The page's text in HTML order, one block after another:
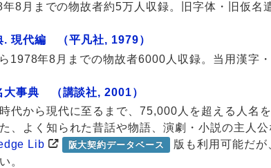
8月までの物故者約5万人収録。旧字体・旧仮名
. 現代編 （平凡社, 1979）
1978年8月までの物故者6000人収録。当用漢字・
大事典 （講談社, 2001）
代から現代に至るまで、75,000人を超える人名
、よく知られた昔話や物語、演劇・小説の主人
Lib
阪大契約データベース
版も利用可能だ
。